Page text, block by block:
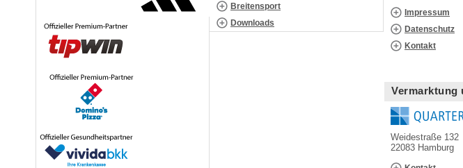
Breitensport
Downloads
Impressum
Datenschutz
Kontakt
Vermarktung
Weidestraße 132
22083 Hamburg